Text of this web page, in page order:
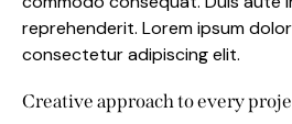
reprehenderit. Lorem ipsum
consectetur adipiscing elit.
Creative approach to every